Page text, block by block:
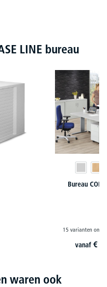
LINE bureau
Bureau
15 varianten om
vanaf €
waren ook